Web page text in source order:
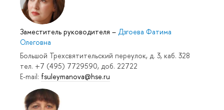
Заместитель руководителя – Дзгоева Фатима
Олеговна
Большой Трехсвятительский переулок, д. 3, каб. 328
тел. +7 (495) 7729590, доб. 22722
E-mail: fsuleymanova@hse.ru